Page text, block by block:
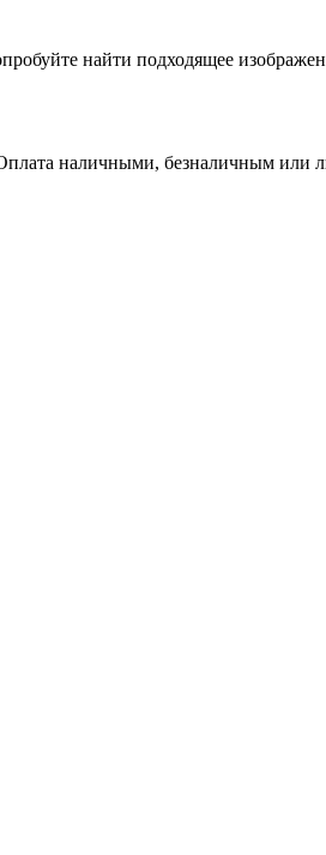
найти подходящее
наличными, безналичным